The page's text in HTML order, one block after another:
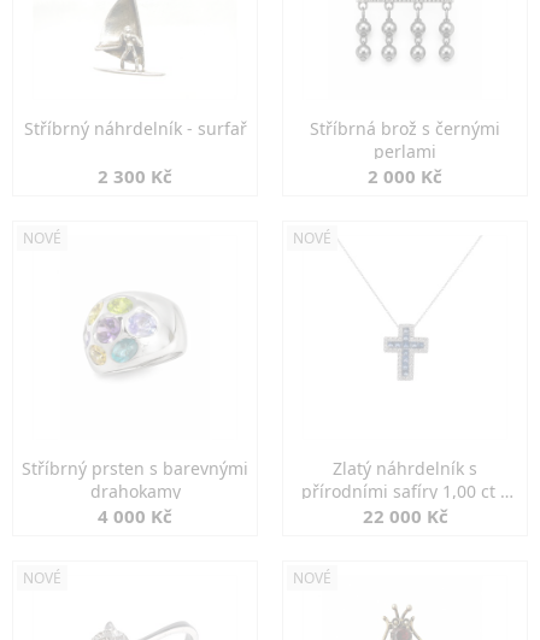
Stříbrný náhrdelník - surfař
2 300 Kč
Stříbrná brož s černými
perlami
2 000 Kč
NOVÉ
Stříbrný prsten s barevnými
drahokamy
4 000 Kč
NOVÉ
Zlatý náhrdelník s
přírodními safíry 1,00 ct a
diamanty
22 000 Kč
NOVÉ NOVÉ